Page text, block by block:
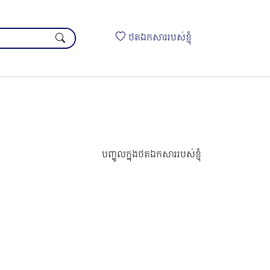
ថតឯកសាររបស់ខ្ញុំ
បញ្ចូលក្នុងថតឯកសាររបស់ខ្ញុំ